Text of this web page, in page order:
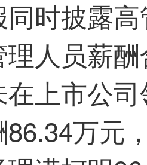
同时披露
人员薪
上市公
万元